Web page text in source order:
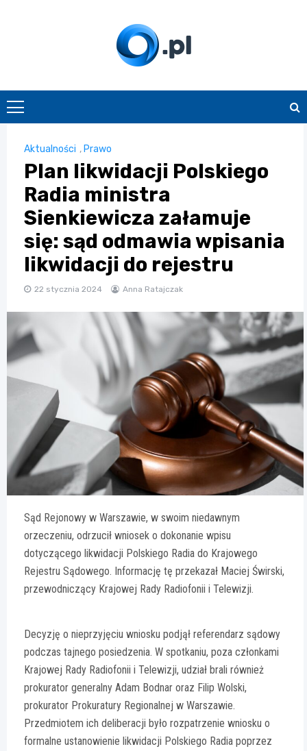
O.pl
Aktualności , Prawo
Plan likwidacji Polskiego
Radia ministra
Sienkiewicza załamuje
się: sąd odmawia wpisania
likwidacji do rejestru
22 stycznia 2024 Anna Ratajczak
Sąd Rejonowy w Warszawie, w swoim niedawnym
orzeczeniu, odrzucił wniosek o dokonanie wpisu
dotyczącego likwidacji Polskiego Radia do Krajowego
Rejestru Sądowego. Informację tę przekazał Maciej Świrski,
przewodniczący Krajowej Rady Radiofonii i Telewizji.
Decyzję o nieprzyjęciu wniosku podjął referendarz sądowy
podczas tajnego posiedzenia. W spotkaniu, poza członkami
Krajowej Rady Radiofonii i Telewizji, udział brali również
prokurator generalny Adam Bodnar oraz Filip Wolski,
prokurator Prokuratury Regionalnej w Warszawie.
Przedmiotem ich deliberacji było rozpatrzenie wniosku o
formalne ustanowienie likwidacji Polskiego Radia poprzez